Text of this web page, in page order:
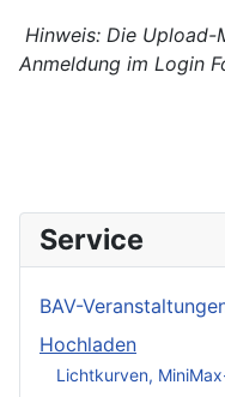
Hinweis: Die
Anmeldung im Login
Service
BAV-
Hochladen
Lichtkurven,